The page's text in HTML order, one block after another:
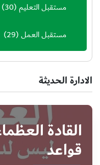
مستقبل التعليم(30)
مستقبل العمل(29)
الادارة الحديثة
القادة
قواعد